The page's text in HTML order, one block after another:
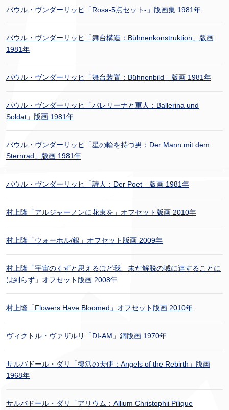
パウル・ヴンダーリッヒ「Rosa-5点セット-」版画集 1981年
パウル・ヴンダーリッヒ「舞台構造：Bühnenkonstruktion」版画
1981年
パウル・ヴンダーリッヒ「舞台装置：Bühnenbild」版画 1981年
パウル・ヴンダーリッヒ「バレリーナと軍人：Ballerina und
Soldat」版画 1981年
パウル・ヴンダーリッヒ「星の輪を持つ男：Der Mann mit dem
Sternrad」版画 1981年
パウル・ヴンダーリッヒ「詩人：Der Poet」版画 1981年
村上隆「アルジャーノンに花束を」オフセット版画 2010年
村上隆「ウォーホル/銀」オフセット版画 2009年
村上隆「宇宙のくずと思えるほど我、未だ解脱の域に達することに
は到らず」オフセット版画 2008年
村上隆「Flowers Have Bloomed」オフセット版画 2010年
ヴィクトル・ヴァザルリ「DI-AM」銅版画 1970年
サルバドール・ダリ「復活の天使：Angels of the Rebirth」版画
1968年
サルバドール・ダリ「アリウム：Allium Christophii Pilique